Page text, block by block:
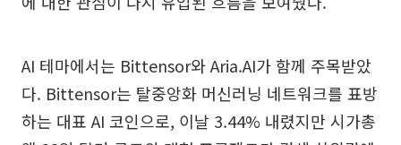
AI 테마에서는 Bittensor와 Aria.AI가 함께 주목받았
다. Bittensor는 탈중앙화 머신러닝 네트워크를 표방
하는 대표 AI 코인으로, 이날 3.44% 내렸지만 시가총